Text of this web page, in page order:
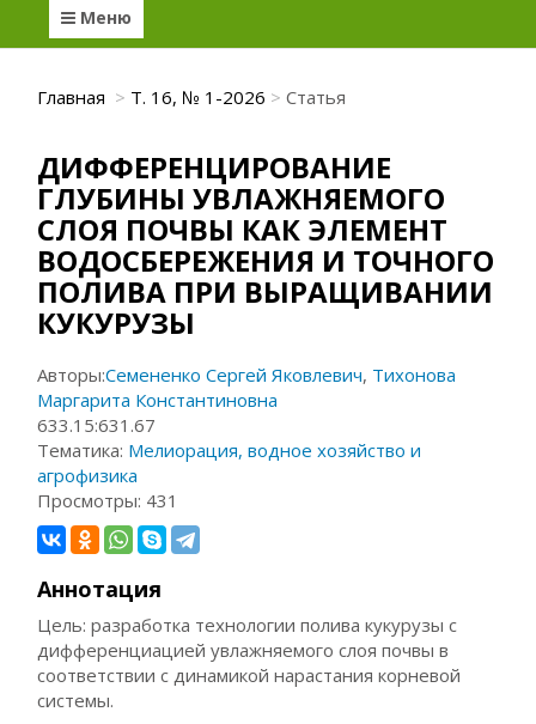
Меню
Главная Т. 16, № 1-2026 Статья
ДИФФЕРЕНЦИРОВАНИЕ
ГЛУБИНЫ УВЛАЖНЯЕМОГО
СЛОЯ ПОЧВЫ КАК ЭЛЕМЕНТ
ВОДОСБЕРЕЖЕНИЯ И ТОЧНОГО
ПОЛИВА ПРИ ВЫРАЩИВАНИИ
КУКУРУЗЫ
Авторы:Семененко Сергей Яковлевич, Тихонова
Маргарита Константиновна
633.15:631.67
Тематика: Мелиорация, водное хозяйство и
агрофизика
Просмотры: 431
Аннотация
Цель: разработка технологии полива кукурузы с
дифференциацией увлажняемого слоя почвы в
соответствии с динамикой нарастания корневой
системы.